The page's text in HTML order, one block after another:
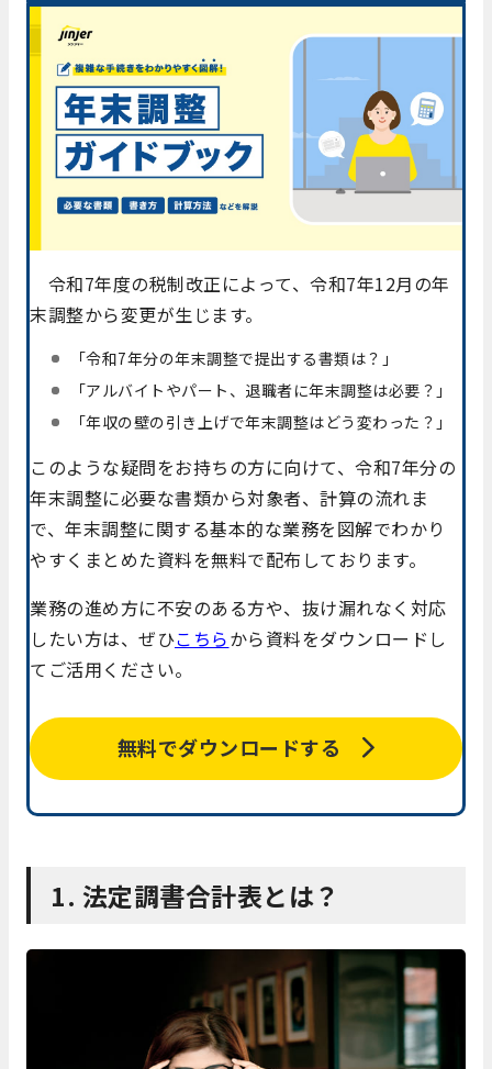
令和7年度の税制改正によって、令和7年12月の年
末調整から変更が生じます。
「令和7年分の年末調整で提出する書類は？」
「アルバイトやパート、退職者に年末調整は必要？」
「年収の壁の引き上げで年末調整はどう変わった？」
このような疑問をお持ちの方に向けて、令和7年分の
年末調整に必要な書類から対象者、計算の流れま
で、年末調整に関する基本的な業務を図解でわかり
やすくまとめた資料を無料で配布しております。
業務の進め方に不安のある方や、抜け漏れなく対応
したい方は、ぜひこちらから資料をダウンロードし
てご活用ください。
無料でダウンロードする
1. 法定調書合計表とは？